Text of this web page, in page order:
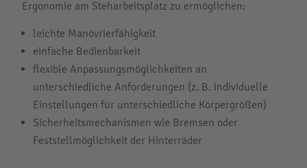
Ergonomie am Steharbeitsplatz zu ermöglichen:
leichte Manövrierfähigkeit
einfache Bedienbarkeit
flexible Anpassungsmöglichkeiten an
unterschiedliche Anforderungen (z. B. individuelle
Einstellungen für unterschiedliche Körpergrößen)
Sicherheitsmechanismen wie Bremsen oder
Feststellmöglichkeit der Hinterräder